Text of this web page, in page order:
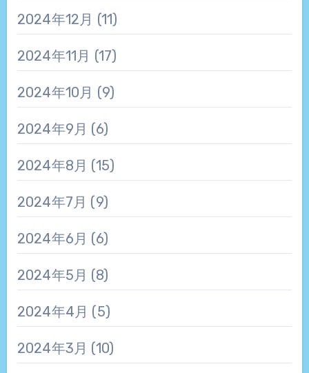
2024年12月 (11)
2024年11月 (17)
2024年10月 (9)
2024年9月 (6)
2024年8月 (15)
2024年7月 (9)
2024年6月 (6)
2024年5月 (8)
2024年4月 (5)
2024年3月 (10)